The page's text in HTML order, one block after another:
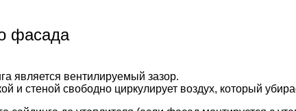
фасада
является вентилируемый зазор.
стеной свободно циркулирует воздух, который